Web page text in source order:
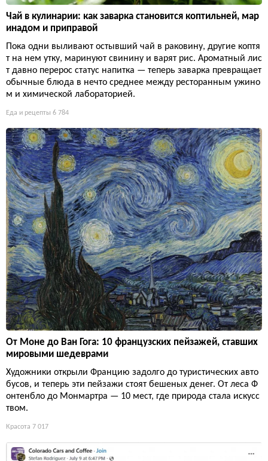
Чай в кулинарии: как заварка становится коптильней, мар
инадом и приправой
Пока одни выливают остывший чай в раковину, другие коптя
т на нем утку, маринуют свинину и варят рис. Ароматный лис
т давно перерос статус напитка — теперь заварка превращает
обычные блюда в нечто среднее между ресторанным ужино
м и химической лабораторией.
Еда и рецепты 6 784
От Моне до Ван Гога: 10 французских пейзажей, ставших
мировыми шедеврами
Художники открыли Францию задолго до туристических авто
бусов, и теперь эти пейзажи стоят бешеных денег. От леса Ф
онтенбло до Монмартра — 10 мест, где природа стала искусс
твом.
Красота 7 017